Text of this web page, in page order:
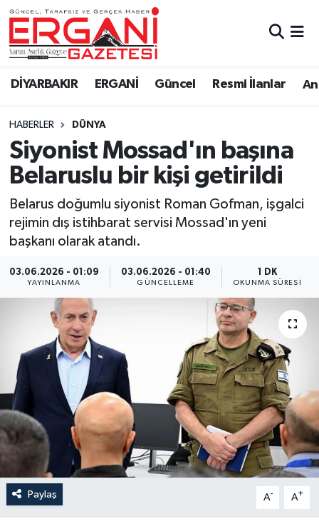
DİYARBAKIR ERGANİ Güncel Resmi İlanlar
HABERLER DÜNYA
Siyonist Mossad'ın başına
Belaruslu bir kişi getirildi
Belarus doğumlu siyonist Roman Gofman, işgalci
rejimin dış istihbarat servisi Mossad'ın yeni
başkanı olarak atandı.
03.06.2026 - 01:09
YAYINLANMA
03.06.2026 - 01:40
GÜNCELLEME
1 DK
OKUNMA SÜRESI
Paylaş A- A+
DİYARBAKIR
BİSMİL
BAĞLAR
ERGANİ
Güncel
Eği̇ti̇m
Resmi İlanlar
Sağlık
Si̇yaset
Spor
Yaşam
Anali̇z
Bi̇li̇m & Teknoloji̇
Eği̇ti̇m
Ergani Nöbetçi Eczaneler
Ergani Hava Durumu
Ergani Trafik Yoğunluk Haritası
Süper Lig Puan Durumu ve Fikstür
Tüm Manşetler
Son Dakika Haberleri
Haber Arşivi